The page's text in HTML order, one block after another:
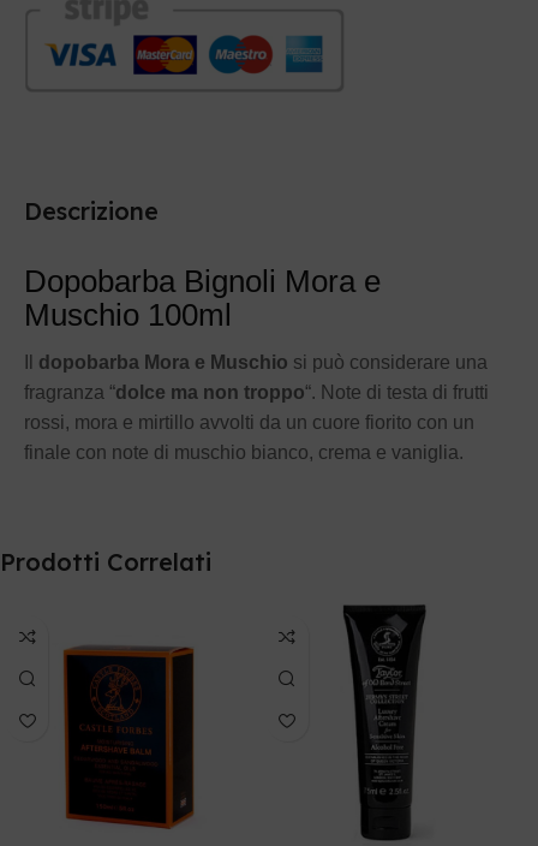
Descrizione
Dopobarba Bignoli Mora e
Muschio 100ml
dopobarba Mora e Muschio si può considerare una
fragranza “dolce ma non troppo“. Note di testa di frutti
rossi, mora e mirtillo avvolti da un cuore fiorito con un
finale con note di muschio bianco, crema e vaniglia.
Prodotti Correlati